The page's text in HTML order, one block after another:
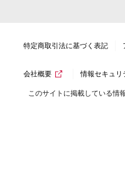
特定商取引法に基づく表記
会社概要 情報セキュリ
このサイトに掲載している情